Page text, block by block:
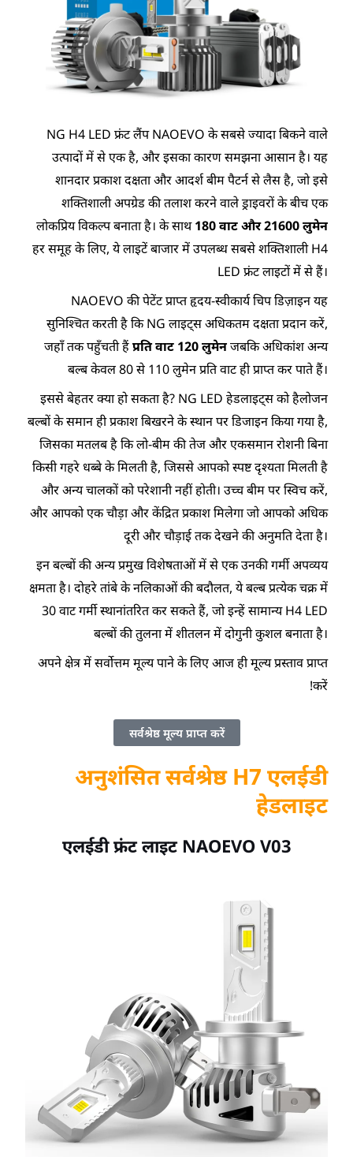
NG H4 LED फ्रंट लैंप NAOEVO के सबसे ज्यादा बिकने वाले
उत्पादों में से एक है, और इसका कारण समझना आसान है। यह
शानदार प्रकाश दक्षता और आदर्श बीम पैटर्न से लैस है, जो इसे
शक्तिशाली अपग्रेड की तलाश करने वाले ड्राइवरों के बीच एक
लोकप्रिय विकल्प बनाता है। के साथ180 वाट और 21600 लुमेन
हर समूह के लिए, ये लाइटें बाजार में उपलब्ध सबसे शक्तिशाली H4
LED फ्रंट लाइटों में से हैं।
NAOEVO की पेटेंट प्राप्त हृदय-स्वीकार्य चिप डिज़ाइन यह
सुनिश्चित करती है कि NG लाइट्स अधिकतम दक्षता प्रदान करें,
जहाँ तक पहुँचती हैंप्रति वाट 120 लुमेनजबकि अधिकांश अन्य
बल्ब केवल 80 से 110 लुमेन प्रति वाट ही प्राप्त कर पाते हैं।
इससे बेहतर क्या हो सकता है? NG LED हेडलाइट्स को हैलोजन
बल्बों के समान ही प्रकाश बिखरने के स्थान पर डिजाइन किया गया है,
जिसका मतलब है कि लो-बीम की तेज और एकसमान रोशनी बिना
किसी गहरे धब्बे के मिलती है, जिससे आपको स्पष्ट दृश्यता मिलती है
और अन्य चालकों को परेशानी नहीं होती। उच्च बीम पर स्विच करें,
और आपको एक चौड़ा और केंद्रित प्रकाश मिलेगा जो आपको अधिक
दूरी और चौड़ाई तक देखने की अनुमति देता है।
इन बल्बों की अन्य प्रमुख विशेषताओं में से एक उनकी गर्मी अपव्यय
क्षमता है। दोहरे तांबे के नलिकाओं की बदौलत, ये बल्ब प्रत्येक चक्र में
30 वाट गर्मी स्थानांतरित कर सकते हैं, जो इन्हें सामान्य H4 LED
बल्बों की तुलना में शीतलन में दोगुनी कुशल बनाता है।
अपने क्षेत्र में सर्वोत्तम मूल्य पाने के लिए आज ही मूल्य प्रस्ताव प्राप्त
करें!
सर्वश्रेष्ठ मूल्य प्राप्त करें
अनुशंसित सर्वश्रेष्ठ H7 एलईडी
हेडलाइट
एलईडी फ्रंट लाइट NAOEVO V03